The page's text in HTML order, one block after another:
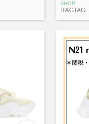
SHOP
RAGTAG